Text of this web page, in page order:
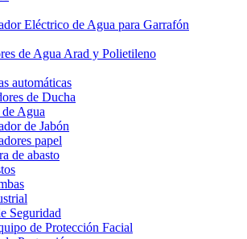
Eléctrico de Agua para Garrafón
de Agua Arad y Polietileno
automáticas
de Ducha
Agua
de Jabón
papel
de abasto
Seguridad
de Protección Facial